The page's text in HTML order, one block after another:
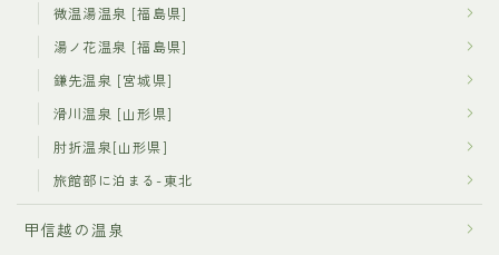
微温湯温泉 [福島県]
湯ノ花温泉 [福島県]
鎌先温泉 [宮城県]
滑川温泉 [山形県]
肘折温泉[山形県]
旅館部に泊まる-東北
甲信越の温泉